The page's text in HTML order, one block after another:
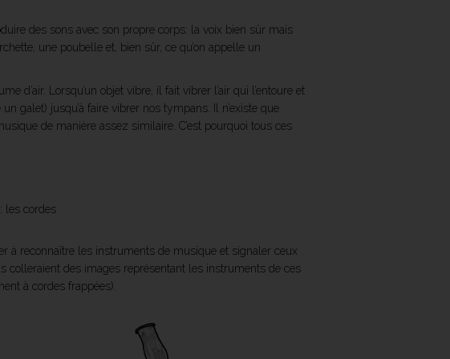
des sons avec son propre corps: la voix bien sûr mais
une poubelle et, bien sûr, ce qu’on appelle un
d’air. Lorsqu’un objet vibre, il fait vibrer l’air qui l’entoure et
galet) jusqu’à faire vibrer nos tympans. Il n’existe que
de manière assez similaire. C’est pourquoi tous ces
les cordes
à reconnaître les instruments de musique et signaler ceux
colleraient des images représentant les instruments de ces
à cordes frappées).